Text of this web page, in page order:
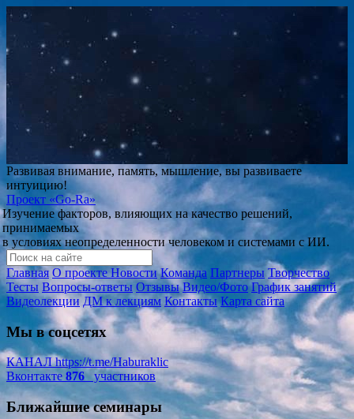
Развивая внимание, память, мышление, вы развиваете
интуицию!
Проект «Go-Ra»
Изучение факторов, влияющих на качество решений,
принимаемых
в условиях неопределенности человеком и системами с ИИ.
Главная О проектеНовости Команда Партнеры Творчество
Тесты Вопросы-ответы Отзывы Видео/Фото График занятий
Видеолекции ДМ к лекциям Контакты Карта сайта
Мы в соцсетях
КАНАЛhttps://t.me/Haburaklic
Вконтакте 876участников
Ближайшие семинары